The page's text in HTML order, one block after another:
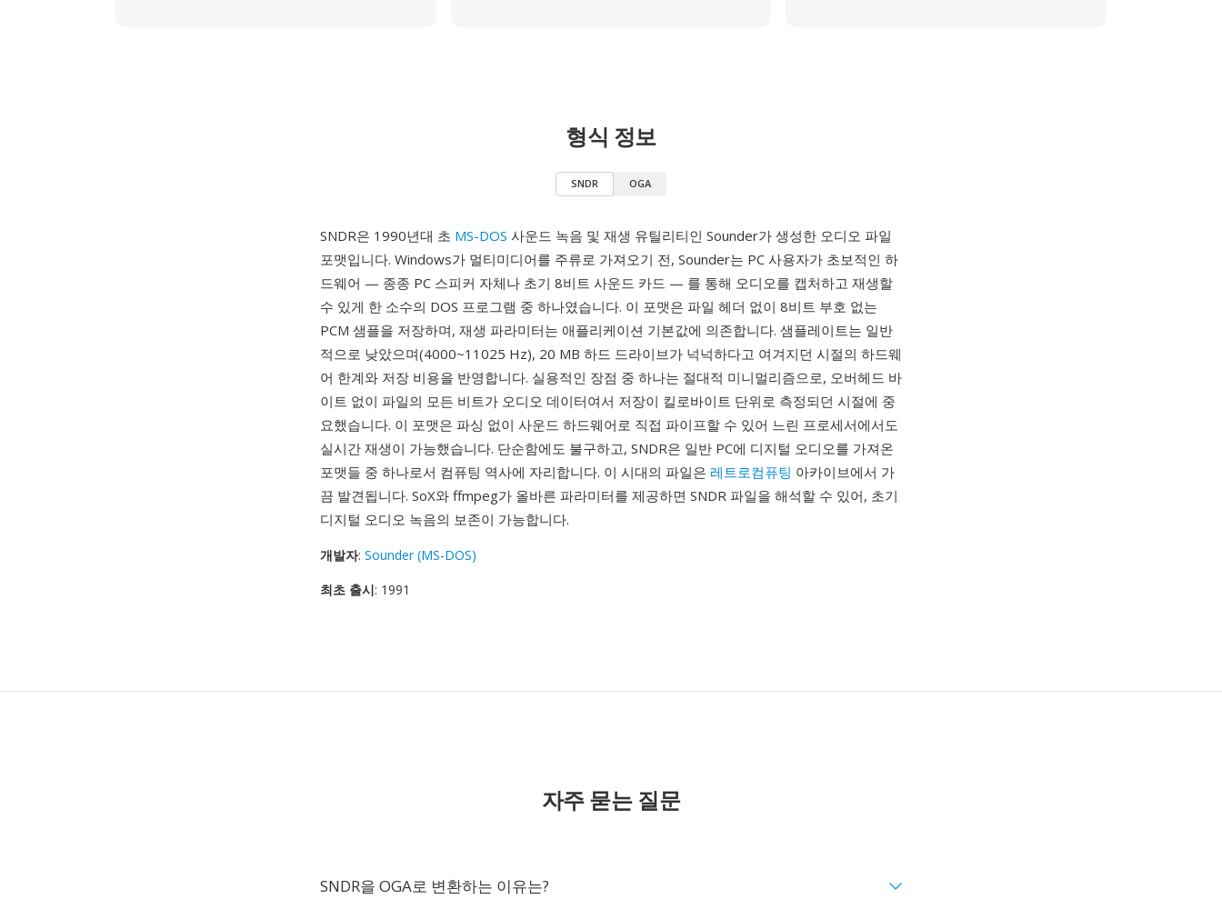
형식 정보
SNDR OGA
SNDR은 1990년대 초 MS-DOS 사운드 녹음 및 재생 유틸리티인 Sounder가 생성한 오디오 파일
포맷입니다. Windows가 멀티미디어를 주류로 가져오기 전, Sounder는 PC 사용자가 초보적인 하
드웨어 — 종종 PC 스피커 자체나 초기 8비트 사운드 카드 — 를 통해 오디오를 캡처하고 재생할
수 있게 한 소수의 DOS 프로그램 중 하나였습니다. 이 포맷은 파일 헤더 없이 8비트 부호 없는
PCM 샘플을 저장하며, 재생 파라미터는 애플리케이션 기본값에 의존합니다. 샘플레이트는 일반
적으로 낮았으며(4000~11025 Hz), 20 MB 하드 드라이브가 넉넉하다고 여겨지던 시절의 하드웨
어 한계와 저장 비용을 반영합니다. 실용적인 장점 중 하나는 절대적 미니멀리즘으로, 오버헤드 바
이트 없이 파일의 모든 비트가 오디오 데이터여서 저장이 킬로바이트 단위로 측정되던 시절에 중
요했습니다. 이 포맷은 파싱 없이 사운드 하드웨어로 직접 파이프할 수 있어 느린 프로세서에서도
실시간 재생이 가능했습니다. 단순함에도 불구하고, SNDR은 일반 PC에 디지털 오디오를 가져온
포맷들 중 하나로서 컴퓨팅 역사에 자리합니다. 이 시대의 파일은 레트로컴퓨팅 아카이브에서 가
끔 발견됩니다. SoX와 ffmpeg가 올바른 파라미터를 제공하면 SNDR 파일을 해석할 수 있어, 초기
디지털 오디오 녹음의 보존이 가능합니다.
개발자: Sounder (MS-DOS)
최초 출시: 1991
자주 묻는 질문
SNDR을 OGA로 변환하는 이유는?